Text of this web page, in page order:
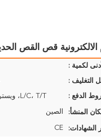
لكمية :
التغليف :
الدفع : L/C، T/T، ويسترن يونيون، موني جرام
المنشأ: الصين
الشهادات: CE